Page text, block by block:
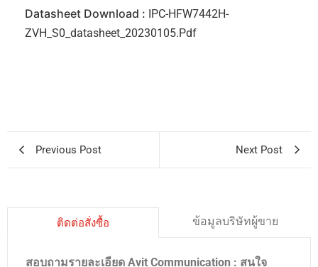
Datasheet Download : IPC-HFW7442H-
ZVH_S0_datasheet_20230105.pdf
Previous Post Next Post
ติดต่อสั่งซื้อ ข้อมูลบริษัทผู้ขาย
สอบถามรายละเอียด Avit Communication : สนใจ